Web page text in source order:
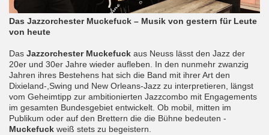
Das Jazzorchester Muckefuck – Musik von gestern für Leute
von heute
Das Jazzorchester Muckefuck aus Neuss lässt den Jazz der
20er und 30er Jahre wieder aufleben. In den nunmehr zwanzig
Jahren ihres Bestehens hat sich die Band mit ihrer Art den
Dixieland-,Swing und New Orleans-Jazz zu interpretieren, längst
vom Geheimtipp zur ambitionierten Jazzcombo mit Engagements
im gesamten Bundesgebiet entwickelt. Ob mobil, mitten im
Publikum oder auf den Brettern die die Bühne bedeuten -
Muckefuck weiß stets zu begeistern.